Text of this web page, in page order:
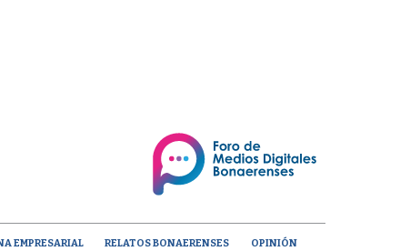
EMPRESARIAL RELATOS BONAERENSES
OPINIÓN